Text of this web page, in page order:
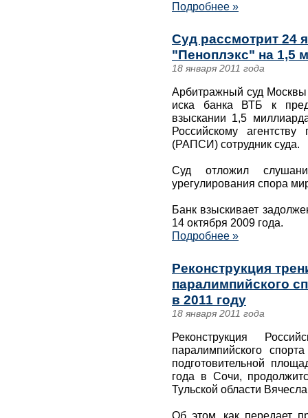
Подробнее »
Суд рассмотрит 24
"Пеноплэкс" на 1,5
18 января 2011 года
Арбитражный суд
иска банка ВТБ к
взыскании 1,5
Российскому
(РАПСИ) сотрудник суда.
Суд отложил
урегулирования спора
Банк взыскивает
14 октября 2009 года.
Подробнее »
Реконструкция
паралимпийского
в 2011 году
18 января 2011 года
Реконструкция
паралимпийского
подготовительной
года в Сочи,
Тульской области
Об этом, как передает